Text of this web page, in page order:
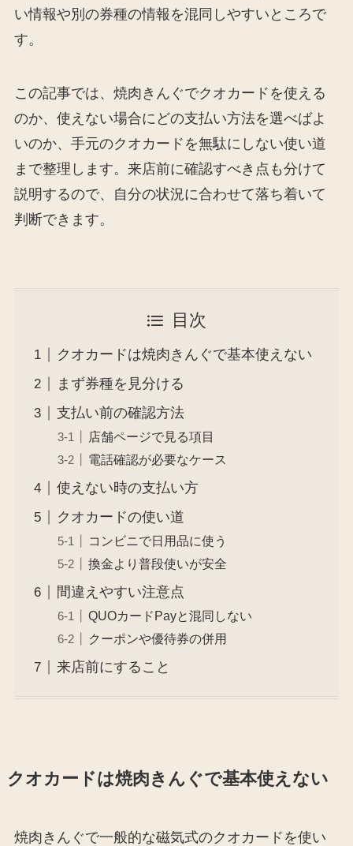
い情報や別の券種の情報を混同しやすいところで
す。
この記事では、焼肉きんぐでクオカードを使える
のか、使えない場合にどの支払い方法を選べばよ
いのか、手元のクオカードを無駄にしない使い道
まで整理します。来店前に確認すべき点も分けて
説明するので、自分の状況に合わせて落ち着いて
判断できます。
目次
クオカードは焼肉きんぐで基本使えない
まず券種を見分ける
支払い前の確認方法
店舗ページで見る項目
電話確認が必要なケース
使えない時の支払い方
クオカードの使い道
コンビニで日用品に使う
換金より普段使いが安全
間違えやすい注意点
QUOカードPayと混同しない
クーポンや優待券の併用
来店前にすること
クオカードは焼肉きんぐで基本使えない
焼肉きんぐで一般的な磁気式のクオカードを使い